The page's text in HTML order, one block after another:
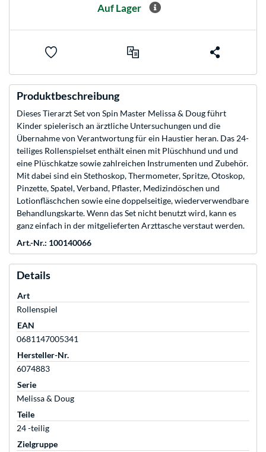
Auf Lager
Produktbeschreibung
Dieses Tierarzt Set von Spin Master Melissa & Doug führt
Kinder spielerisch an ärztliche Untersuchungen und die
Übernahme von Verantwortung für ein Haustier heran. Das 24-
teiliges Rollenspielset enthält einen mit Plüschhund und und
eine Plüschkatze sowie zahlreichen Instrumenten und Zubehör.
Mit dabei sind ein Stethoskop, Thermometer, Spritze, Otoskop,
Pinzette, Spatel, Verband, Pflaster, Medizindöschen und
Lotionfläschchen sowie eine doppelseitige, wiederverwendbare
Behandlungskarte. Wenn das Set nicht benutzt wird, kann es
ganz einfach in der mitgelieferten Arzttasche verstaut werden.
Art.-Nr.: 100140066
Details
Art
Rollenspiel
EAN
0681147005341
Hersteller-Nr.
6074883
Serie
Melissa & Doug
Teile
24 -teilig
Zielgruppe